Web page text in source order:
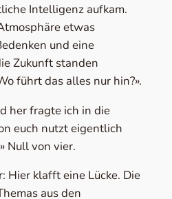
Intelligenz aufkam.
etwas
und eine
Zukunft standen
führt das alles nur hin?».
her fragte ich in die
euch nutzt eigentlich
Null von vier.
Hier klafft eine Lücke. Die
aus den